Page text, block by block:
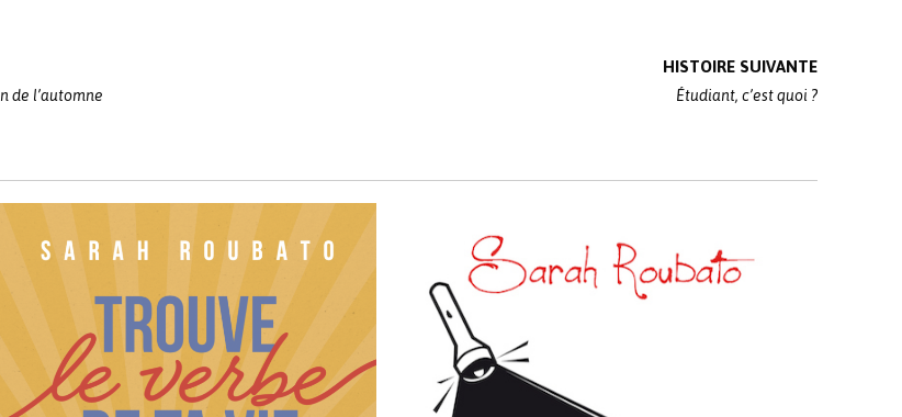
de l’automne
HISTOIRE SUIVANTE
Étudiant, c’est quoi ?